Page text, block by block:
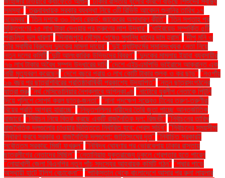
সমস্যা" "তত্ত্বাবধায়ক সরকার ব্যবস্থা নিয়ে ৩টি রিভিউ আবেদন শুনানির তারিখ ১৭
নভেম্বর" "তিন দশকে ৩০ বিশ্ব রেকর্ড: জাকেরের অসাধারণ কীর্তি" "তিন সপ্তাহ পর
মুক্তিপণের ২৫ লাখ টাকা দেওয়ার পর তরুণের লাশ উদ্ধার" "থাইরয়েড সম্পর্কিত ৫টি
প্রচলিত ভুল ধারণা" "দিনাজপুরে মৌসুম শেষেও সুগন্ধি ধানের দাম হ্রাস" "দীপু মনি ও
তাঁর স্বামীর বিরুদ্ধে দুদকের মামলা দায়ের" "দুই প্ল্যাটফর্মের সমানসংখ্যক নেতা নিয়ে
নতুন দলের কমিটি "দুটি আলংকারিক উদ্ভিদের বিবরণ" "দুদকের মামলায় ইয়াবা ব্যবসায়ীর
৭৬ লাখ টাকার অবৈধ সম্পদ উদ্ধারের দাবি "দেশে এইচএমপিভি ভাইরাসে আক্রান্ত এক
নারী মৃত্যুবরণ করেছেন "দেশে বছরে প্রায় ৩ লাখ কোটি টাকার শুল্ক ও কর ছাড়" "নওগাঁয়
১৬ বছর পর ছাত্রশিবিরের প্রতিষ্ঠাবার্ষিকী প্রকাশ্যে উদযাপিত" "নতুন ছাত্রসংগঠনের
যাত্রা শুরু "নর্থ মেসিডোনিয়ার নৈশক্লাবে অগ্নিকাণ্ড "নাটোরে যুবলীগ নেতাকে পিটুনি
দিয়ে পুলিশে সোপর্দ করল ছাত্র-জনতা" "নানা পদক্ষেপ সত্ত্বেও চীনের তরুণ-তরুণীরা
বিয়ের প্রতি আগ্রহ হারাচ্ছে" "নিভৃতপল্লির নারীদের তৈরি জুতা পাচ্ছে আন্তর্জাতিক
বাজারে" "নির্বাচন নিয়ে বিতর্ক করছে একটি রাজনৈতিক দল: রিজভী" "নির্বাচনের তারিখ
রাজনৈতিক দলগুলোর চাওয়ার ভিত্তিতে নির্ধারিত হবে: প্রেস সচিব" "নির্বাচনের সময়সীমা
নির্ধারণ করবে সরকার ও রাজনৈতিক দলগুলো: জাতিসংঘের দূত" "নির্বাচিত সরকারই
সর্বোত্তম সরকার: মির্জা ফখরুল" "নিষিদ্ধ ঘোষণার পর ভোরবেলায় ঢাকার রাস্তায়
ছাত্রলীগের নেতাদের মিছিল" "নেতানিয়াহু যুক্তরাজ্যে ঢুকলে গ্রেপ্তার হতে পারেন
"নোয়াখালী জেলা বিএনপির নতুন পাঁচ সদস্যের আহ্বায়ক কমিটি গঠন" "পদ্মার পাড়ে
অস্থায়ী হাটে ইলিশ বেচাকেনা"'' "পাকিস্তান থেকে বাংলাদেশে আসার পর রুনা লায়লার